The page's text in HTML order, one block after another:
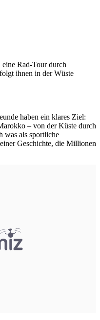
Rad-Tour durch
ihnen in der Wüste
haben ein klares Ziel:
– von der Küste durch
was als sportliche
Geschichte, die Millionen